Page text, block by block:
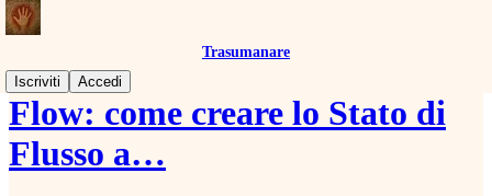
Trasumanare
Iscriviti
Accedi
Flow: come creare lo Stato di
Flusso a…